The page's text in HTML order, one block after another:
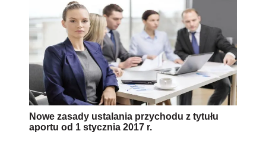
Nowe zasady ustalania przychodu z tytułu
aportu od 1 stycznia 2017 r.